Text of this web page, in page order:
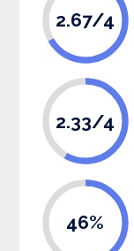
2.67/4
2.33/4
46%